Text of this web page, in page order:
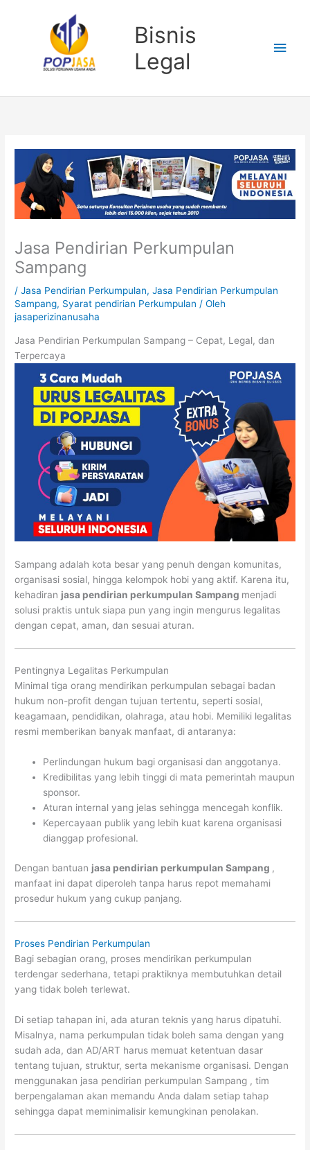
Bisnis
Legal
Jasa Pendirian Perkumpulan
Sampang
/Jasa Pendirian Perkumpulan,Jasa Pendirian Perkumpulan
Sampang, Syarat pendirian Perkumpulan / Oleh
jasaperizinanusaha
Jasa Pendirian Perkumpulan Sampang – Cepat, Legal, dan
Terpercaya
Sampang adalah kota besar yang penuh dengan komunitas,
organisasi sosial, hingga kelompok hobi yang aktif. Karena itu,
kehadiran jasa pendirian perkumpulan Sampang menjadi
solusi praktis untuk siapa pun yang ingin mengurus legalitas
dengan cepat, aman, dan sesuai aturan.
Pentingnya Legalitas Perkumpulan
Minimal tiga orang mendirikan perkumpulan sebagai badan
hukum non-profit dengan tujuan tertentu, seperti sosial,
keagamaan, pendidikan, olahraga, atau hobi. Memiliki legalitas
resmi memberikan banyak manfaat, di antaranya:
Perlindungan hukum bagi organisasi dan anggotanya.
Kredibilitas yang lebih tinggi di mata pemerintah maupun
sponsor.
Aturan internal yang jelas sehingga mencegah konflik.
Kepercayaan publik yang lebih kuat karena organisasi
dianggap profesional.
Dengan bantuan jasa pendirian perkumpulan Sampang ,
manfaat ini dapat diperoleh tanpa harus repot memahami
prosedur hukum yang cukup panjang.
Proses Pendirian Perkumpulan
Bagi sebagian orang, proses mendirikan perkumpulan
terdengar sederhana, tetapi praktiknya membutuhkan detail
yang tidak boleh terlewat.
Di setiap tahapan ini, ada aturan teknis yang harus dipatuhi.
Misalnya, nama perkumpulan tidak boleh sama dengan yang
sudah ada, dan AD/ART harus memuat ketentuan dasar
tentang tujuan, struktur, serta mekanisme organisasi. Dengan
menggunakan jasa pendirian perkumpulan Sampang , tim
berpengalaman akan memandu Anda dalam setiap tahap
sehingga dapat meminimalisir kemungkinan penolakan.